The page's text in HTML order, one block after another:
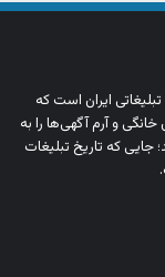
ایران است که
و آرم‌ آگهی‌ها را به‌
که تاریخ تبلیغات